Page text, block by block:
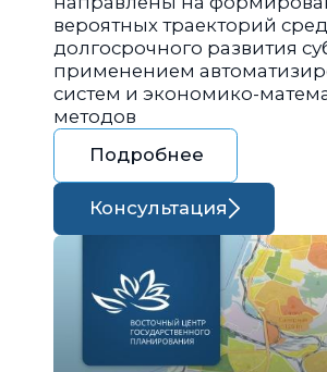
региона РФ
вероятных траекторий
долгосрочного развития
применением
систем и экономико-
методов
Подробнее
Консультация